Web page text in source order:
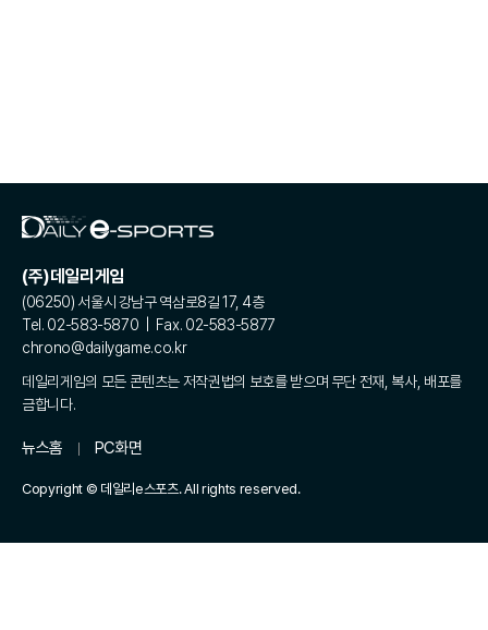
(주)데일리게임
(06250) 서울시 강남구 역삼로8길 17, 4층
Tel. 02-583-5870 | Fax. 02-583-5877
chrono@dailygame.co.kr
데일리게임의 모든 콘텐츠는 저작권법의 보호를 받으며 무단 전재, 복사, 배포를
금합니다.
뉴스홈 PC화면
Copyright © 데일리e스포츠. All rights reserved.